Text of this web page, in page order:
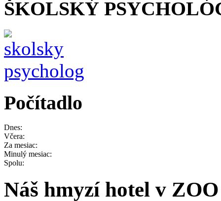
ŠKOLSKÝ
Počítadlo
Dnes:
Včera:
Za mesiac:
Minulý mesiac:
Spolu:
Náš hmyzí hotel v